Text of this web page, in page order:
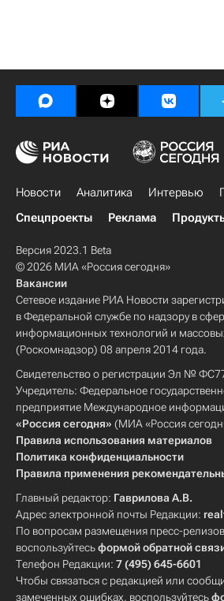
Новости Аналитика Интервью
Спецпроекты
Реклама
Версия 2023.1 Beta
© 2026 МИА «Россия сегодня»
Вакансии
Сетевое издание РИА Новости
в Федеральной службе по надзору в
информационных технологий и
(Роскомнадзор) 08 апреля 2014 года.
Свидетельство о регистрации Эл №
Учредитель: Федеральное
предприятие Международное
«Россия сегодня» (МИА «Россия
Правила использования материалов
Политика конфиденциальности
Правила применения
Главный редактор: Гаврилова А.В.
Адрес электронной почты Редакции:
По вопросам размещения пресс-
воспользуйтесьформой обратной
Телефон Редакции: 7 (495) 645-6601
Чтобы связаться с редакцией или
замеченных ошибках, воспользуйтесь